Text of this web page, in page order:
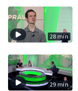
28 min
29 min